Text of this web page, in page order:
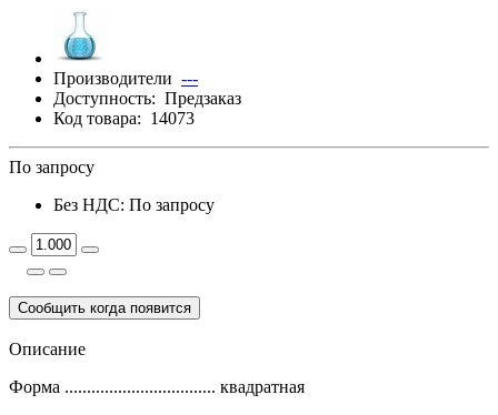
Производители ---
Доступность: Предзаказ
Код товара: 14073
По запросу
Без НДС: По запросу
Сообщить когда появится
Описание
Форма .................................. квадратная